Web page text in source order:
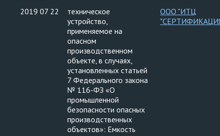
2019 07 22
техническое
устройство,
применяемое на
опасном
производственном
объекте, в случаях,
установленных статьей
7 Федерального закона
№ 116-ФЗ «О
промышленной
безопасности опасных
производственных
объектов»: Емкость
ООО "ИТЦ